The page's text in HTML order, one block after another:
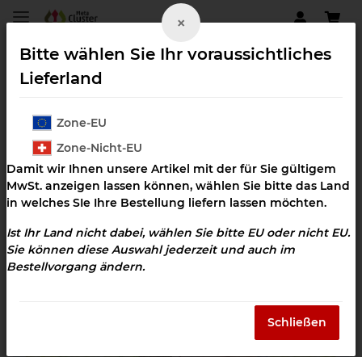
Broschüren und Flyer
×
Bitte wählen Sie Ihr voraussichtliches
Lieferland
Zone-EU
Zone-Nicht-EU
Damit wir Ihnen unsere Artikel mit der für Sie gültigem
MwSt. anzeigen lassen können, wählen Sie bitte das Land
in welches SIe Ihre Bestellung liefern lassen möchten.
Ist Ihr Land nicht dabei, wählen Sie bitte EU oder nicht EU.
Sie können diese Auswahl jederzeit und auch im
Bestellvorgang ändern.
Schließen